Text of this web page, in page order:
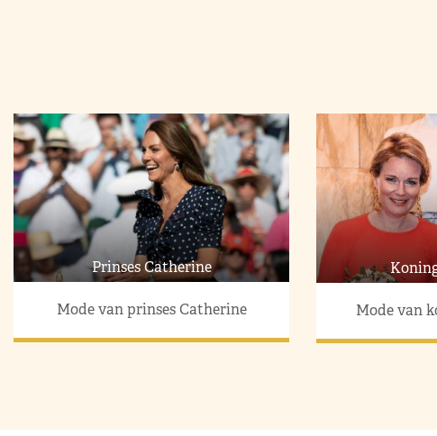
Prinses Catherine
Mode van prinses Catherine Mode van